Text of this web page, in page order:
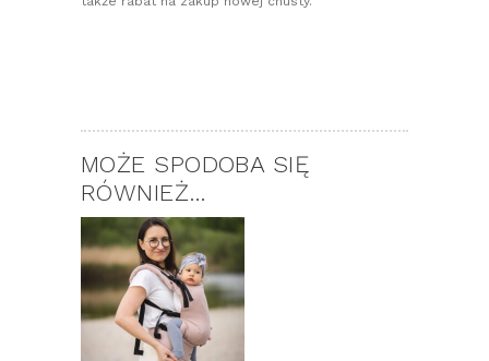
MOŻE SPODOBA SIĘ
RÓWNIEŻ…